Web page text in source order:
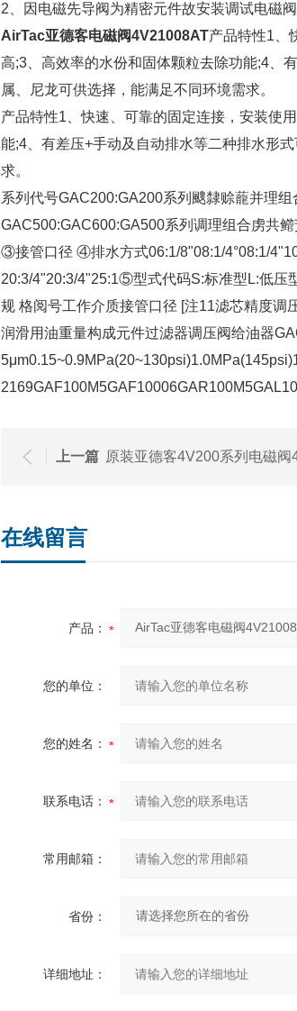
2、因电磁先导阀为精密元件故安装调试电磁
AirTac亚德客电磁阀4V21008AT产品特性1、
高;3、高效率的水份和固体颗粒去除功能;4、
属、尼龙可供选择，能满足不同环境需求。
产品特性1、快速、可靠的固定连接，安装使
能;4、有差压+手动及自动排水等二种排水形
求。
系列代号GAC200:GA200系列颼隸赊蘢并理
GAC500:GAC600:GA500系列调理组合虏共
③接管口径 ④排水方式06:1/8"08:1/4°08:1/
20:3/4"20:3/4"25:1⑤型式代码S:标准型L:低
规 格阅号工作介质接管口径 [注11滤芯精度调
润滑用油重量构成元件过滤器调压阀给油器
上一篇 原装亚德客4V200系列电磁阀
在线留言
产品：
您的单位：
您的姓名：
联系电话：
常用邮箱：
省份：
详细地址：